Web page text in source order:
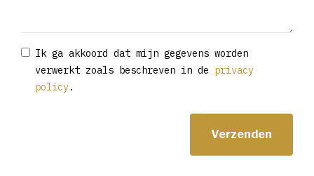
Ik ga akkoord dat mijn gegevens worden
verwerkt zoals beschreven in de privacy
policy.